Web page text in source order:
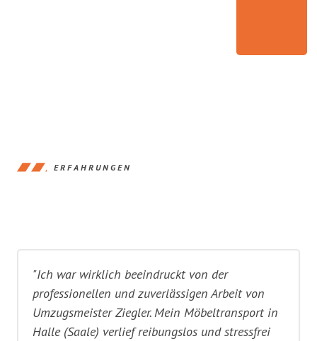
ERFAHRUNGEN
"Ich war wirklich beeindruckt von der
professionellen und zuverlässigen Arbeit von
Umzugsmeister Ziegler. Mein Möbeltransport in
Halle (Saale) verlief reibungslos und stressfrei